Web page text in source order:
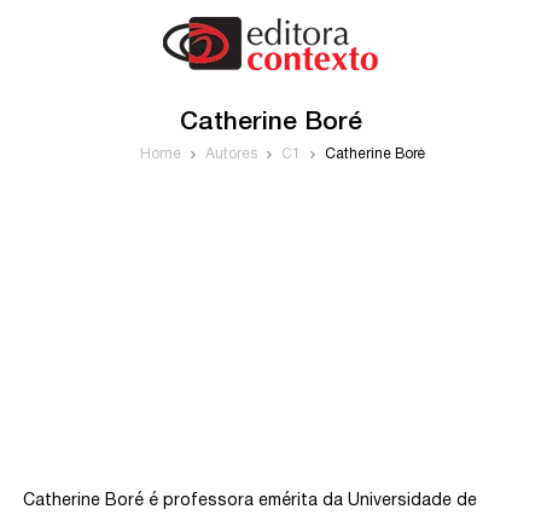
Catherine Boré
Home Autores C1 Catherine Boré
Catherine Boré é professora emérita da Universidade de